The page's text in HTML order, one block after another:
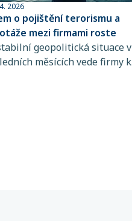
2026
o pojištění terorismu a
mezi firmami roste
geopolitická situace v
měsících vede firmy k